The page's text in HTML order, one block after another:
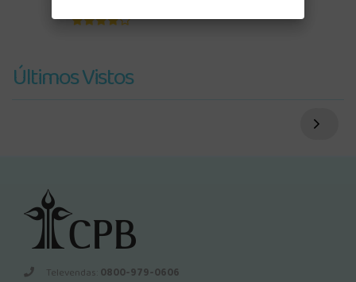
Últimos Vistos
Televendas: 0800-979-0606